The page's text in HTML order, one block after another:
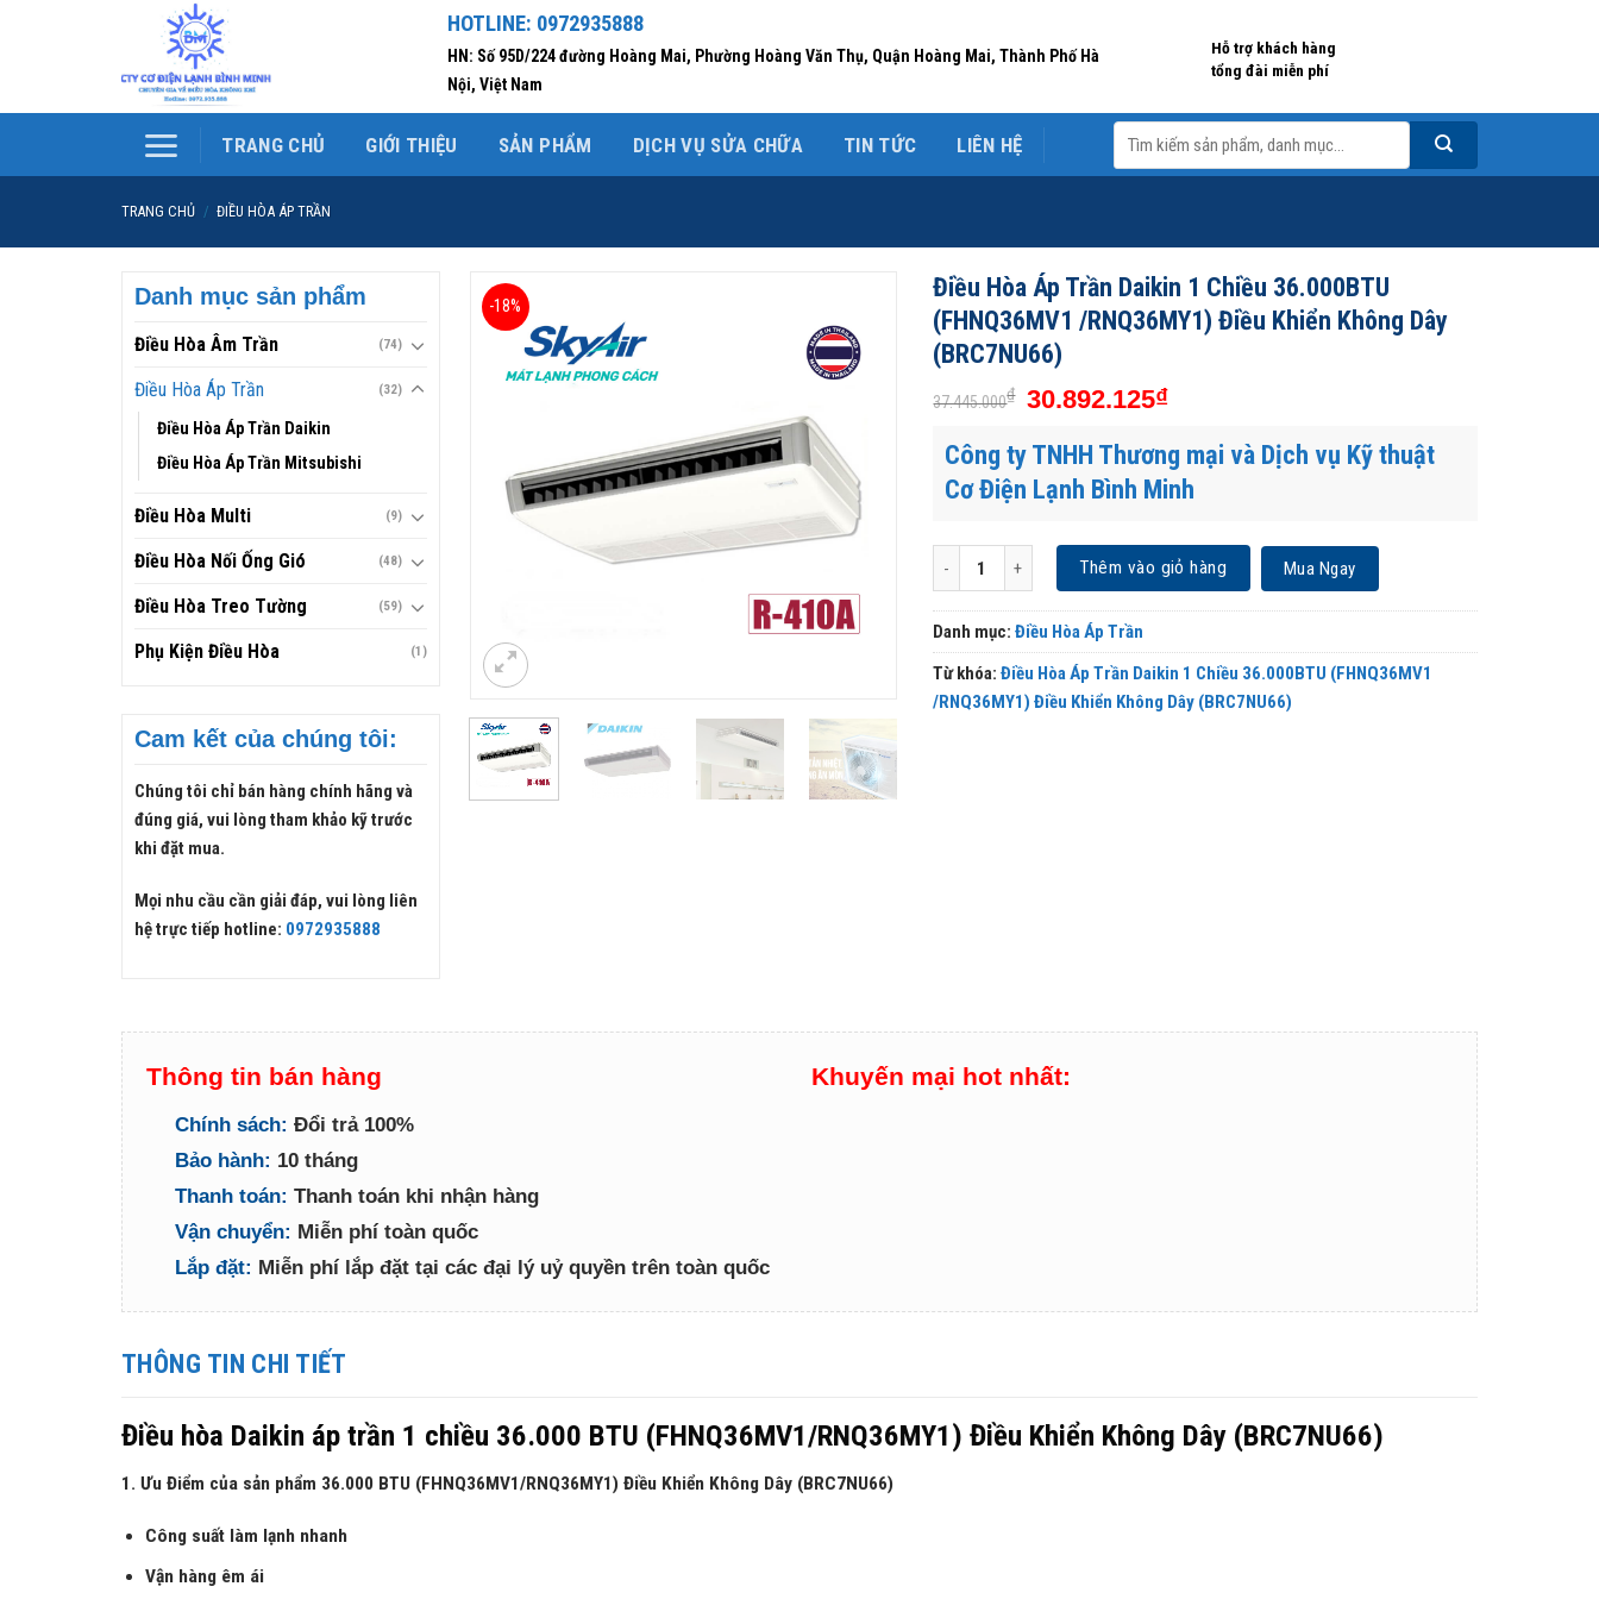
HOTLINE: 0972935888
HN: Số 95D/224 đường Hoàng Mai, Phường Hoàng Văn Thụ, Quận Hoàng Mai, Thành Phố Hà
Nội, Việt Nam
Hỗ trợ khách hàng
tổng đài miễn phí
TRANG CHỦ GIỚI THIỆU SẢN PHẨM DỊCH VỤ SỬA CHỮA TIN TỨC LIÊN HỆ
Tìm
kiếm:
TRANG CHỦ / ĐIỀU HÒA ÁP TRẦN
-18%
Điều Hòa Áp Trần Daikin 1 Chiều 36.000BTU
(FHNQ36MV1 /RNQ36MY1) Điều Khiển Không Dây
(BRC7NU66)
37.445.000₫ 30.892.125₫
Công ty TNHH Thương mại và Dịch vụ Kỹ thuật
Cơ Điện Lạnh Bình Minh
Điều Hòa Áp Trần Daikin 1 Chiều 36.000BTU (FHNQ36MV1 /RNQ36MY1) Điều Khiển Không
Thêm vào giỏ hàng Mua Ngay
Danh mục:Điều Hòa Áp Trần
Từ khóa:Điều Hòa Áp Trần Daikin 1 Chiều 36.000BTU (FHNQ36MV1
/RNQ36MY1) Điều Khiển Không Dây (BRC7NU66)
Danh mục sản phẩm
Điều Hòa Âm Trần (74)
Điều Hòa Áp Trần (32)
Điều Hòa Áp Trần Daikin
Điều Hòa Áp Trần Mitsubishi
Điều Hòa Multi (9)
Điều Hòa Nối Ống Gió (48)
Điều Hòa Treo Tường (59)
Phụ Kiện Điều Hòa (1)
Cam kết của chúng tôi:
Chúng tôi chỉ bán hàng chính hãng và
đúng giá, vui lòng tham khảo kỹ trước
khi đặt mua.
Mọi nhu cầu cần giải đáp, vui lòng liên
hệ trực tiếp hotline: 0972935888
Thông tin bán hàng
Chính sách: Đổi trả 100%
Bảo hành: 10 tháng
Thanh toán: Thanh toán khi nhận hàng
Vận chuyển: Miễn phí toàn quốc
Lắp đặt: Miễn phí lắp đặt tại các đại lý uỷ quyền trên toàn quốc
Khuyến mại hot nhất:
THÔNG TIN CHI TIẾT
Điều hòa Daikin áp trần 1 chiều 36.000 BTU (FHNQ36MV1/RNQ36MY1) Điều Khiển Không Dây (BRC7NU66)
1. Ưu Điểm của sản phẩm 36.000 BTU (FHNQ36MV1/RNQ36MY1) Điều Khiển Không Dây (BRC7NU66)
Công suất làm lạnh nhanh
Vận hàng êm ái